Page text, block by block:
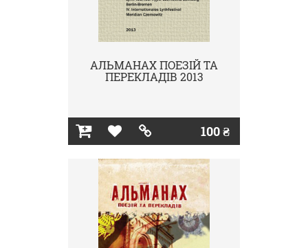
АЛЬМАНАХ ПОЕЗІЙ ТА
ПЕРЕКЛАДІВ 2013
100 ₴